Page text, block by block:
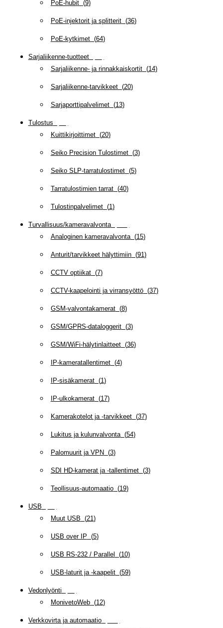
PoE-hubit(9)
PoE-injektorit ja splitterit(36)
PoE-kytkimet(64)
Sarjaliikenne-tuotteet(
Sarjaliikenne- ja rinnakkaiskortit(14)
Sarjaliikenne-tarvikkeet(20)
Sarjaporttipalvelimet(13)
Tulostus
Kuittikirjoittimet(20)
Seiko Precision Tulostimet(3)
Seiko SLP-tarratulostimet(5)
Tarratulostimien tarrat(40)
Tulostinpalvelimet(1)
Turvallisuus/kameravalvonta(
Analoginen kameravalvonta(15)
Anturit/tarvikkeet hälyttimiin(91)
CCTV optiikat(7)
CCTV-kaapelointi ja virransyöttö(37)
GSM-valvontakamerat(8)
GSM/GPRS-dataloggerit(3)
GSM/WiFi-hälytinlaitteet(36)
IP-kameratallentimet(4)
IP-sisäkamerat(1)
IP-ulkokamerat(17)
Kamerakotelot ja -tarvikkeet(37)
Lukitus ja kulunvalvonta(54)
Palomuurit ja VPN (3)
SDI HD-kamerat ja -tallentimet(3)
Teollisuus-automaatio(19)
USB
Muut USB (21)
USB over IP (5)
USB RS-232 / Parallel (10)
USB-laturit ja -kaapelit(59)
Vedonlyönti
MonivetoWeb(12)
Verkkovirta ja automaatio(